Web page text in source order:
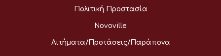
Πολιτική Προστασία
Novoville
Αιτήματα/Προτάσεις/Παράπονα